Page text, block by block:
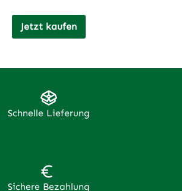
Jetzt kaufen
Schnelle Lieferung
Sichere Bezahlung